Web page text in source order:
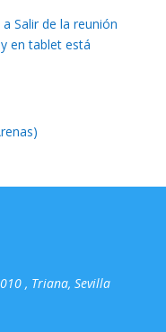
Salir de la reunión
en tablet está
, Triana, Sevilla